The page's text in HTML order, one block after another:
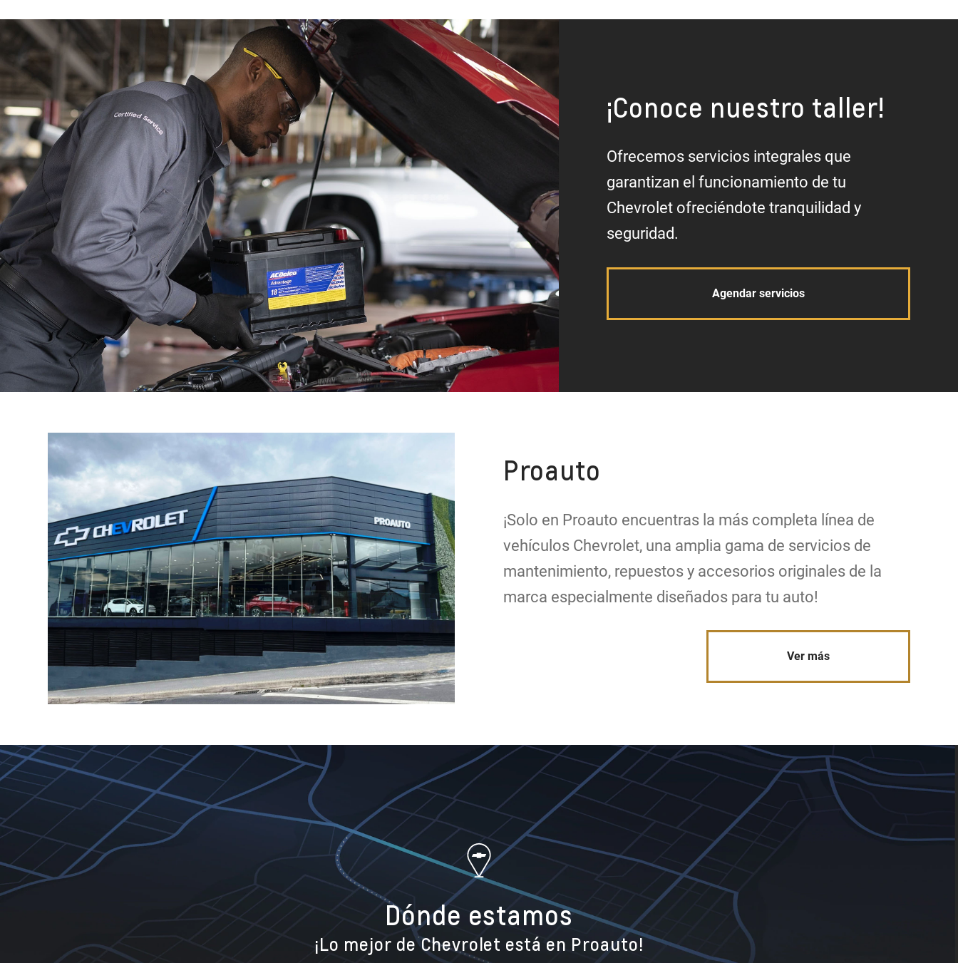
¡Conoce nuestro taller!
Ofrecemos servicios integrales que
garantizan el funcionamiento de tu
Chevrolet ofreciéndote tranquilidad y
seguridad.
Agendar servicios
Proauto
¡Solo en Proauto encuentras la más completa línea de
vehículos Chevrolet, una amplia gama de servicios de
mantenimiento, repuestos y accesorios originales de la
marca especialmente diseñados para tu auto!
Ver más
Dónde estamos
¡Lo mejor de Chevrolet está en Proauto!